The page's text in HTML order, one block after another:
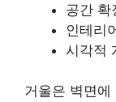
공간 확
인테리
시각적
거울은 벽면에